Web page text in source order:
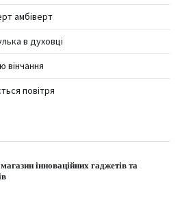
амбіверт
в духовці
вінчання
повітря
інноваційних гаджетів та